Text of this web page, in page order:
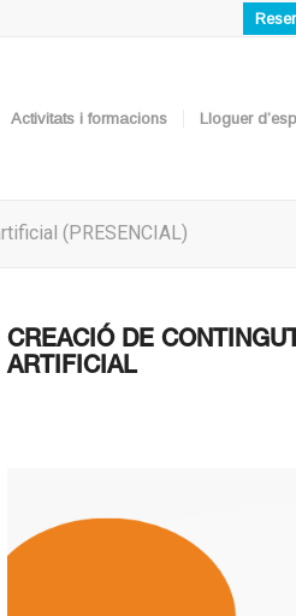
Activitats i formacions Lloguer
(PRESENCIAL)
CREACIÓ DE
ARTIFICIAL